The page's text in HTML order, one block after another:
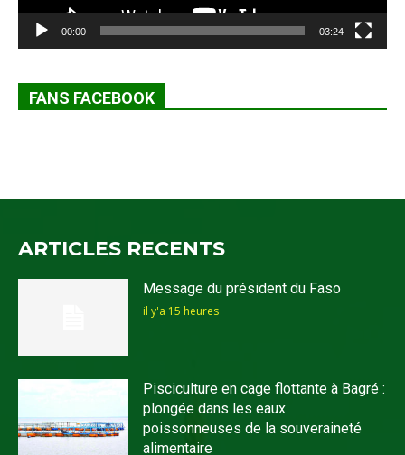
00:00 03:24
FANS FACEBOOK
ARTICLES RECENTS
Message du président du Faso
il y'a 15 heures
Pisciculture en cage flottante à Bagré :
plongée dans les eaux
poissonneuses de la souveraineté
alimentaire